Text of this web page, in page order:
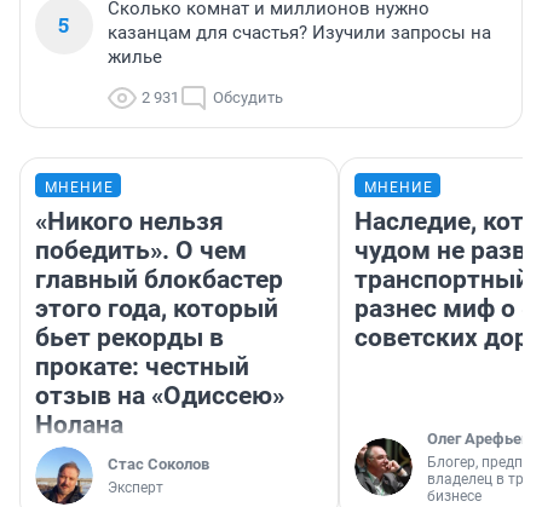
5
Сколько комнат и миллионов нужно
казанцам для счастья? Изучили запросы на
жилье
2 931 Обсудить
МНЕНИЕ
«Никого нельзя
победить». О чем
главный блокбастер
этого года, который
бьет рекорды в
прокате: честный
отзыв на «Одиссею»
Нолана
Стас Соколов
Эксперт
МНЕНИЕ
Наследие,
чудом не
транспортный
разнес миф о
советских
Олег Арефьев
Блогер,
владелец в
бизнесе